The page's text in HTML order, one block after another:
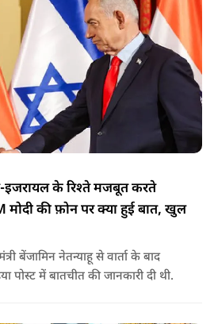
इजरायल के रिश्ते मजबूत करते
मोदी की फ़ोन पर क्या हुई बात, खुल
बेंजामिन नेतन्याहू से वार्ता के बाद
पोस्‍ट में बातचीत की जानकारी दी थी.